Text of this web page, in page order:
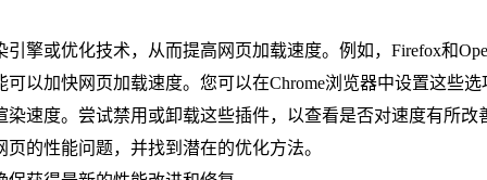
擎或优化技术，从而提高网页加载速度。例如，Firefox和
以加快网页加载速度。您可以在Chrome浏览器中设置这些
速度。尝试禁用或卸载这些插件，以查看是否对速度有所改
的性能问题，并找到潜在的优化方法。